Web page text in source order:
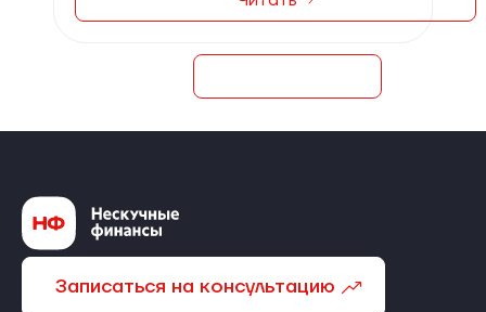
Записаться на консультацию